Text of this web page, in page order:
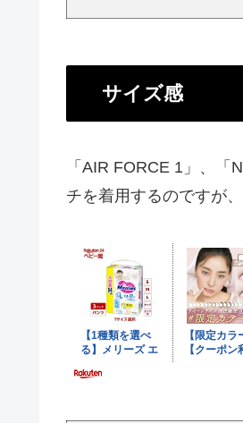
サイズ感
「AIR FORCE 1」、
チを着用するのですが